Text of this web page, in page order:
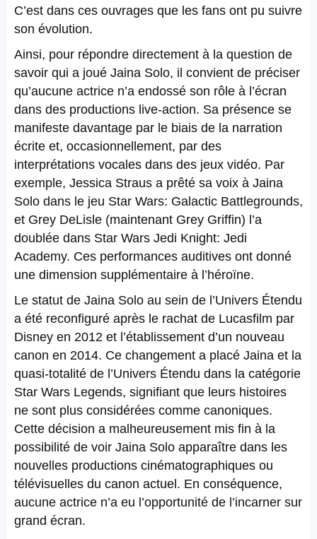
C’est dans ces ouvrages que les fans ont pu suivre
son évolution.
Ainsi, pour répondre directement à la question de
savoir qui a joué Jaina Solo, il convient de préciser
qu’aucune actrice n’a endossé son rôle à l’écran
dans des productions live-action. Sa présence se
manifeste davantage par le biais de la narration
écrite et, occasionnellement, par des
interprétations vocales dans des jeux vidéo. Par
exemple, Jessica Straus a prêté sa voix à Jaina
Solo dans le jeu Star Wars: Galactic Battlegrounds,
et Grey DeLisle (maintenant Grey Griffin) l’a
doublée dans Star Wars Jedi Knight: Jedi
Academy. Ces performances auditives ont donné
une dimension supplémentaire à l’héroïne.
Le statut de Jaina Solo au sein de l’Univers Étendu
a été reconfiguré après le rachat de Lucasfilm par
Disney en 2012 et l’établissement d’un nouveau
canon en 2014. Ce changement a placé Jaina et la
quasi-totalité de l’Univers Étendu dans la catégorie
Star Wars Legends, signifiant que leurs histoires
ne sont plus considérées comme canoniques.
Cette décision a malheureusement mis fin à la
possibilité de voir Jaina Solo apparaître dans les
nouvelles productions cinématographiques ou
télévisuelles du canon actuel. En conséquence,
aucune actrice n’a eu l’opportunité de l’incarner sur
grand écran.